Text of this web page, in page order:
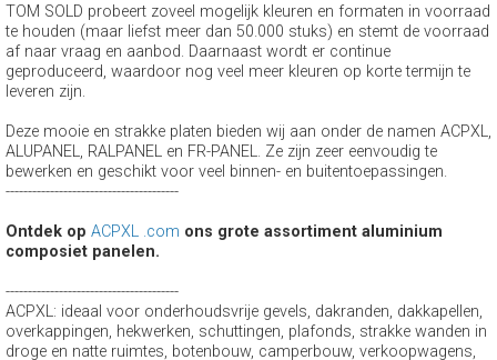
TOM SOLD probeert zoveel mogelijk kleuren en formaten in voorraad
te houden (maar liefst meer dan 50.000 stuks) en stemt de voorraad
af naar vraag en aanbod. Daarnaast wordt er continue
geproduceerd, waardoor nog veel meer kleuren op korte termijn te
leveren zijn.
Deze mooie en strakke platen bieden wij aan onder de namen ACPXL,
ALUPANEL, RALPANEL en FR-PANEL. Ze zijn zeer eenvoudig te
bewerken en geschikt voor veel binnen- en buitentoepassingen.
---------------------------------------
Ontdek op ACPXL .com ons grote assortiment aluminium
composiet panelen.
---------------------------------------
ACPXL: ideaal voor onderhoudsvrije gevels, dakranden, dakkapellen,
overkappingen, hekwerken, schuttingen, plafonds, strakke wanden in
droge en natte ruimtes, botenbouw, camperbouw, verkoopwagens,